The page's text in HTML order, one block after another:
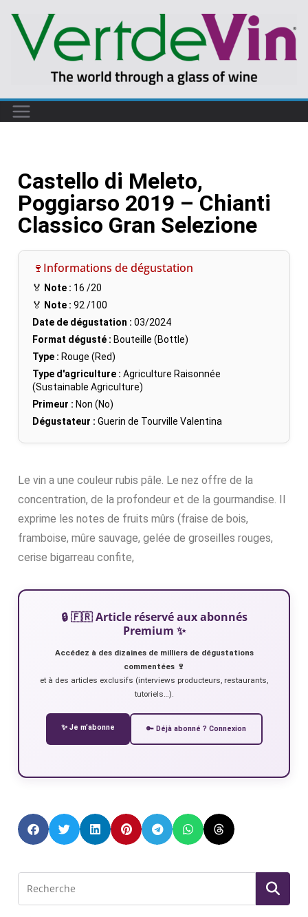
Castello di Meleto,
Poggiarso 2019 – Chianti
Classico Gran Selezione
🍷Informations de dégustation
🏅 Note : 16 /20
🏅 Note : 92 /100
Date de dégustation : 03/2024
Format dégusté : Bouteille (Bottle)
Type : Rouge (Red)
Type d'agriculture : Agriculture Raisonnée
(Sustainable Agriculture)
Primeur : Non (No)
Dégustateur : Guerin de Tourville Valentina
Le vin a une couleur rubis pâle. Le nez offre de la
concentration, de la profondeur et de la gourmandise. Il
exprime les notes de fruits mûrs (fraise de bois,
framboise, mûre sauvage, gelée de groseilles rouges,
cerise bigarreau confite,
🔒 🇫🇷 Article réservé aux abonnés
Premium ✨
Accédez à des dizaines de milliers de dégustations
commentées 🍷
et à des articles exclusifs (interviews producteurs, restaurants,
tutoriels…).
✨ Je m’abonne 🔑 Déjà abonné ? Connexion